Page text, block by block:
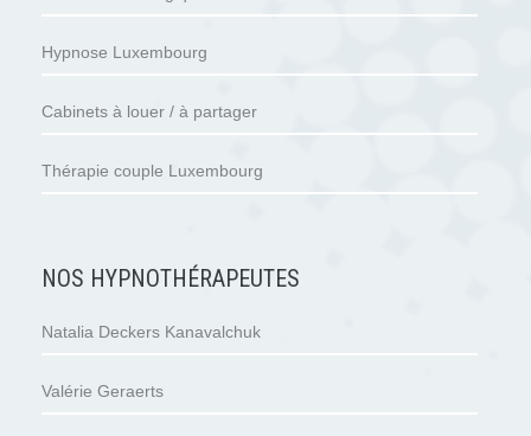
Hypnose Luxembourg
Cabinets à louer / à partager
Thérapie couple Luxembourg
NOS HYPNOTHÉRAPEUTES
Natalia Deckers Kanavalchuk
Valérie Geraerts